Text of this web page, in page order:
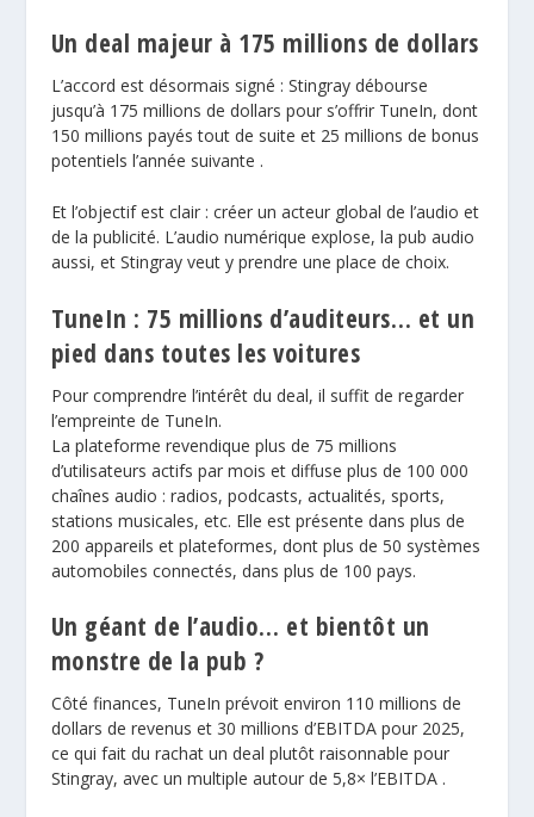
Un deal majeur à 175 millions de dollars
L’accord est désormais signé : Stingray débourse
jusqu’à 175 millions de dollars pour s’offrir TuneIn, dont
150 millions payés tout de suite et 25 millions de bonus
potentiels l’année suivante .
Et l’objectif est clair : créer un acteur global de l’audio et
de la publicité. L’audio numérique explose, la pub audio
aussi, et Stingray veut y prendre une place de choix.
TuneIn : 75 millions d’auditeurs… et un
pied dans toutes les voitures
Pour comprendre l’intérêt du deal, il suffit de regarder
l’empreinte de TuneIn.
La plateforme revendique plus de 75 millions
d’utilisateurs actifs par mois et diffuse plus de 100 000
chaînes audio : radios, podcasts, actualités, sports,
stations musicales, etc. Elle est présente dans plus de
200 appareils et plateformes, dont plus de 50 systèmes
automobiles connectés, dans plus de 100 pays.
Un géant de l’audio… et bientôt un
monstre de la pub ?
Côté finances, TuneIn prévoit environ 110 millions de
dollars de revenus et 30 millions d’EBITDA pour 2025,
ce qui fait du rachat un deal plutôt raisonnable pour
Stingray, avec un multiple autour de 5,8× l’EBITDA .